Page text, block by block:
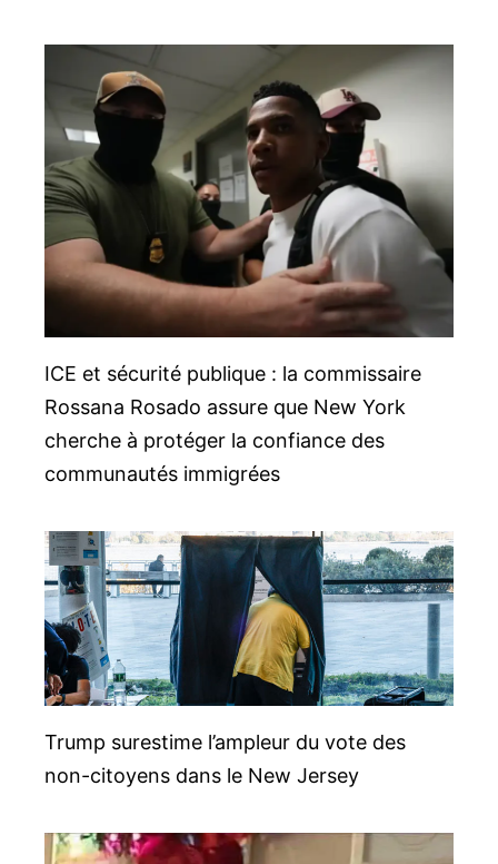
ICE et sécurité publique : la commissaire
Rossana Rosado assure que New York
cherche à protéger la confiance des
communautés immigrées
Trump surestime l’ampleur du vote des
non-citoyens dans le New Jersey